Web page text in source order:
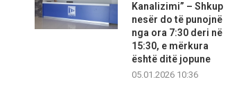
Kanalizimi” – Shkup
nesër do të punojnë
nga ora 7:30 deri në
15:30, e mërkura
është ditë jopune
05.01.2026 10:36